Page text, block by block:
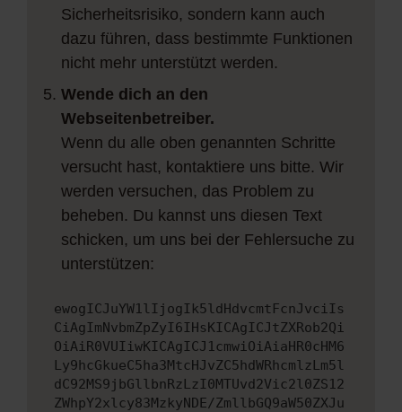
Sicherheitsrisiko, sondern kann auch
dazu führen, dass bestimmte Funktionen
nicht mehr unterstützt werden.
Wende dich an den
Webseitenbetreiber.
Wenn du alle oben genannten Schritte
versucht hast, kontaktiere uns bitte. Wir
werden versuchen, das Problem zu
beheben. Du kannst uns diesen Text
schicken, um uns bei der Fehlersuche zu
unterstützen:
ewogICJuYW1lIjogIk5ldHdvcmtFcnJvciIs
CiAgImNvbmZpZyI6IHsKICAgICJtZXRob2Qi
OiAiR0VUIiwKICAgICJ1cmwiOiAiaHR0cHM6
Ly9hcGkueC5ha3MtcHJvZC5hdWRhcmlzLm5l
dC92MS9jbGllbnRzLzI0MTUvd2Vic2l0ZS12
ZWhpY2xlcy83MzkyNDE/ZmllbGQ9aW50ZXJu